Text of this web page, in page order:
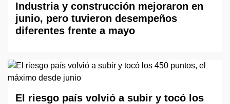
Industria y construcción mejoraron en
junio, pero tuvieron desempeños
diferentes frente a mayo
El riesgo país volvió a subir y tocó los